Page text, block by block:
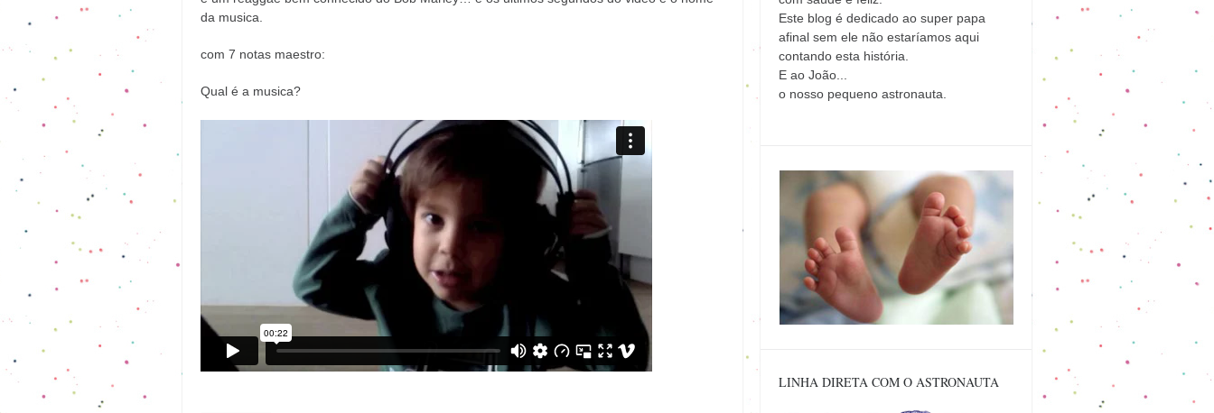
da musica.
com 7 notas maestro:
Qual é a musica?
Este blog é dedicado ao super papa
afinal sem ele não estaríamos aqui
contando esta história.
E ao João...
o nosso pequeno astronauta.
LINHA DIRETA COM O ASTRONAUTA